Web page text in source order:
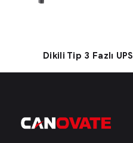
Dikili Tip 3 Fazlı